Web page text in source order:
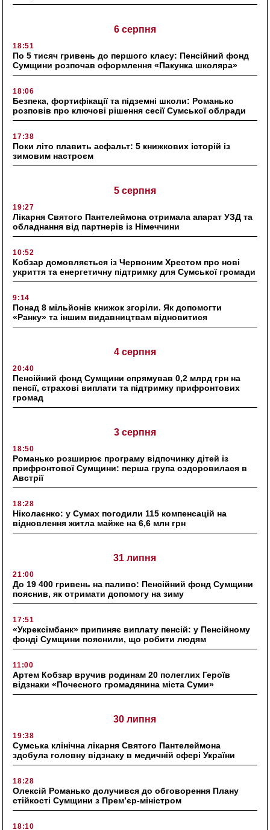
6 серпня
18:51
По 5 тисяч гривень до першого класу: Пенсійний фонд
Сумщини розпочав оформлення «Пакунка школяра»
18:06
Безпека, фортифікації та підземні школи: Романько
розповів про ключові рішення сесії Сумської облради
17:38
Поки літо плавить асфальт: 5 книжкових історій із
зимовим настроєм
5 серпня
19:27
Лікарня Святого Пантелеймона отримала апарат УЗД та
обладнання від партнерів із Німеччини
10:52
Кобзар домовляється із Червоним Хрестом про нові
укриття та енергетичну підтримку для Сумської громади
9:14
Понад 8 мільйонів книжок згоріли. Як допомогти
«Ранку» та іншим видавництвам відновитися
4 серпня
20:40
Пенсійний фонд Сумщини спрямував 0,2 млрд грн на
пенсії, страхові виплати та підтримку прифронтових
громад
3 серпня
18:50
Романько розширює програму відпочинку дітей із
прифронтової Сумщини: перша група оздоровилася в
Австрії
18:28
Ніколаєнко: у Сумах погодили 115 компенсацій на
відновлення житла майже на 6,6 млн грн
31 липня
21:00
До 19 400 гривень на паливо: Пенсійний фонд Сумщини
пояснив, як отримати допомогу на зиму
17:51
«Укрексімбанк» припиняє виплату пенсій: у Пенсійному
фонді Сумщини пояснили, що робити людям
11:00
Артем Кобзар вручив родинам 20 полеглих Героїв
відзнаки «Почесного громадянина міста Суми»
30 липня
19:38
Сумська клінічна лікарня Святого Пантелеймона
здобула головну відзнаку в медичній сфері України
18:28
Олексій Романько долучився до обговорення Плану
стійкості Сумщини з Прем’єр-міністром
18:10